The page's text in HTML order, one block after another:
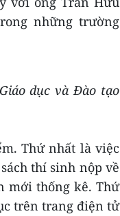
những trường
dục và Đào tạo
Thứ nhất là việc
thí sinh nộp về
mới thống kê. Thứ
trên trang điện tử